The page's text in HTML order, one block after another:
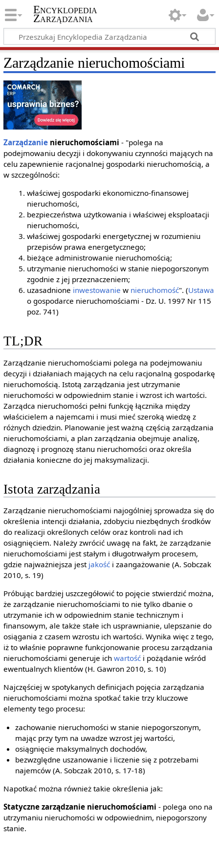
Encyklopedia
Zarządzania
Zarządzanie nieruchomościami
Zarządzanienieruchomościami - "polega na
podejmowaniu decyzji i dokonywaniu czynności mających na
celu zapewnienie racjonalnej gospodarki nieruchomością, a
w szczególności:
właściwej gospodarki ekonomiczno-finansowej
nieruchomości,
bezpieczeństwa użytkowania i właściwej eksploatacji
nieruchomości,
właściwej gospodarki energetycznej w rozumieniu
przepisów prawa energetycznego;
bieżące administrowanie nieruchomością;
utrzymanie nieruchomości w stanie niepogorszonym
zgodnie z jej przeznaczeniem;
uzasadnione inwestowanie w nieruchomość". (Ustawa
o gospodarce nieruchomościami - Dz. U. 1997 Nr 115
poz. 741)
TL;DR
Zarządzanie nieruchomościami polega na podejmowaniu
decyzji i działaniach mających na celu racjonalną gospodarkę
nieruchomością. Istotą zarządzania jest utrzymanie
nieruchomości w odpowiednim stanie i wzrost ich wartości.
Zarządca nieruchomości pełni funkcję łącznika między
właścicielem a najemcami i musi mieć szeroką wiedzę z
różnych dziedzin. Planowanie jest ważną częścią zarządzania
nieruchomościami, a plan zarządzania obejmuje analizę,
diagnozę i prognozę stanu nieruchomości oraz określa
działania konieczne do jej maksymalizacji.
Istota zarządzania
Zarządzanie nieruchomościami najogólniej sprowadza się do
określenia intencji działania, zdobyciu niezbędnych środków
do realizacji określonych celów oraz kontroli nad ich
osiągnięciem. Należy zwrócić uwagę na fakt, że zarządzanie
nieruchomościami jest stałym i długotrwałym procesem,
gdzie najważniejsza jest jakośći zaangażowanie (A. Sobczak
2010, s. 19)
Próbując bardziej uszczegółowić to pojęcie stwierdzić można,
że zarządzanie nieruchomościami to nie tylko dbanie o
utrzymanie ich w odpowiednim stanie technicznym i
finansowym, ale także stałe ich usprawnianie, ulepszanie do
osiągania z czasem wzrostu ich wartości. Wynika więc z tego,
iż to właśnie poprawne funkcjonowanie procesu zarządzania
nieruchomościami generuje ich wartośći pożądanie wśród
ewentualnych klientów (H. Gawron 2010, s. 10)
Najczęściej w spotykanych definicjach pojęcia zarządzania
nieruchomościami można spotkać takie trzy kluczowe
elementy tego procesu:
zachowanie nieruchomości w stanie niepogorszonym,
mając przy tym na uwadze wzrost jej wartości,
osiągnięcie maksymalnych dochodów,
bezwzględne uszanowanie i liczenie się z potrzebami
najemców (A. Sobczak 2010, s. 17-18)
Napotkać można również takie określenia jak:
Statyczne zarządzanie nieruchomościami - polega ono na
utrzymaniu nieruchomości w odpowiednim, niepogorszony
stanie.